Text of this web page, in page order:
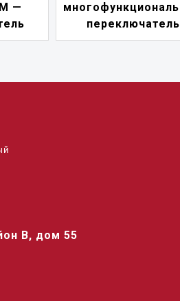
переключатель
В, дом 55